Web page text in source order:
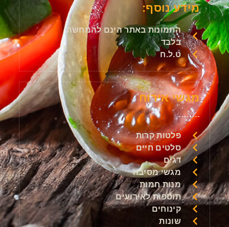
מגשי אירוח
פלטות קרות
סלטים חיים
דגים
מגשי מסיבה
מנות חמות
תוספות לאירועים
קינוחים
שונות
מידע נוסף:
התמונות באתר הינם להמחשה
בלבד
ט.ל.ח